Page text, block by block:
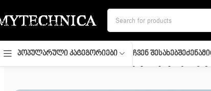
Skip to main content
Პოპულარული Კატეგორიები Ჩვენ ᲨესახებᲨეძენა